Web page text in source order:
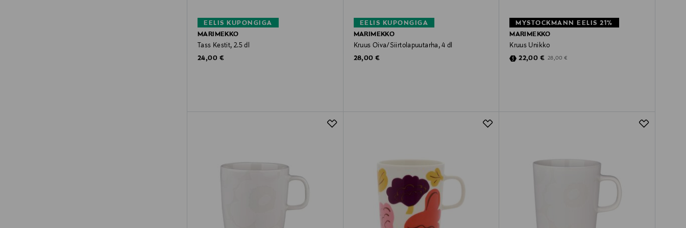
EELIS KUPONGIGA
MARIMEKKO
Tass Kestit, 2.5 dl
Original Price
24,00 €
EELIS KUPONGIGA
MARIMEKKO
Kruus Oiva/Siirtolapuutarha, 4 dl
Original Price
28,00 €
MYSTOCKMANN EELIS 21%
MARIMEKKO
Kruus Unikko
Discounted Price
22,00 € Original Price
28,00 €